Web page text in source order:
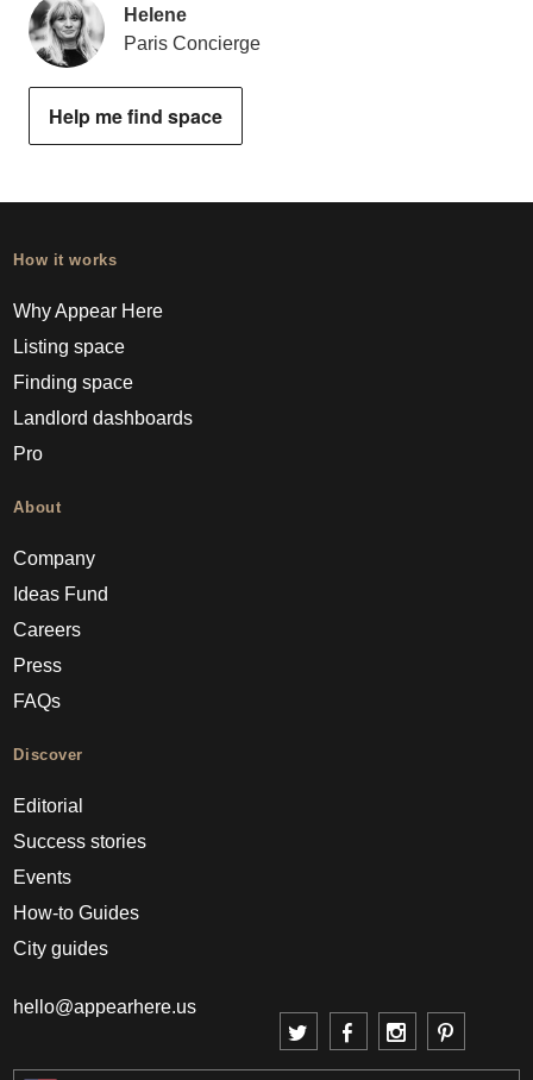
Helene
Paris Concierge
Help me find space
How it works
Why Appear Here
Listing space
Finding space
Landlord dashboards
Pro
About
Company
Ideas Fund
Careers
Press
FAQs
Discover
Editorial
Success stories
Events
How-to Guides
City guides
hello@appearhere.us